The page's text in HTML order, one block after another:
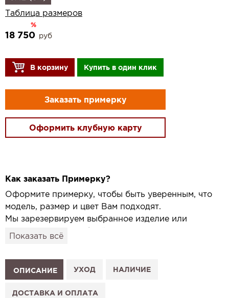
Таблица размеров
%
18 750 руб
В корзину Купить в один клик
Заказать примерку
Оформить клубную карту
Как заказать Примерку?
Оформите примерку, чтобы быть уверенным, что
модель, размер и цвет Вам подходят.
Мы зарезервируем выбранное изделие или
привезём его в удобный для вас салон и
1. Выберите изделие на сайте.
2. Нажмите «Заказать примерку» и выберите салон.
3. Заполните форму и отправьте заявку.
Показать всё
ОПИСАНИЕ УХОД НАЛИЧИЕ
ДОСТАВКА И ОПЛАТА